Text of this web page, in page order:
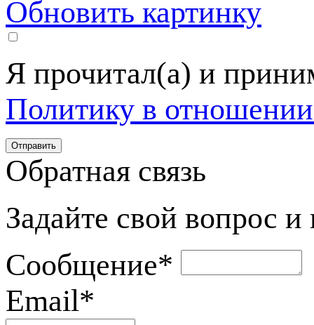
Обновить картинку
Я прочитал(а) и
Политику в
Обратная связь
Задайте свой вопрос
Сообщение*
Email*